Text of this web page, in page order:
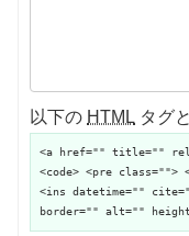
以下の HTML タグ
<a href="" title=""
<code> <pre class="">
<ins datetime=""
border="" alt=""